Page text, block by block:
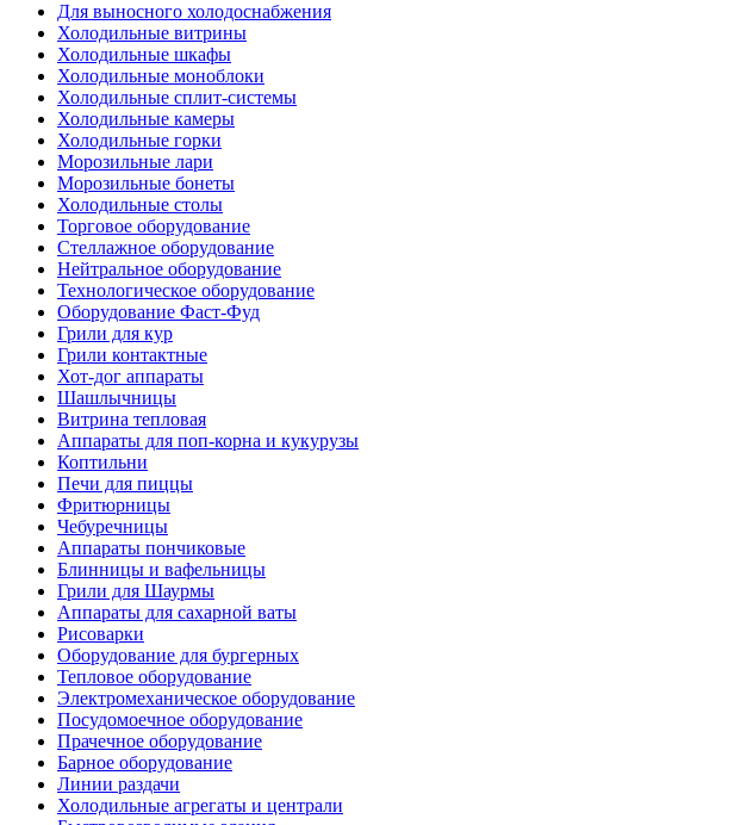
Для выносного холодоснабжения
Холодильные витрины
Холодильные шкафы
Холодильные моноблоки
Холодильные сплит-системы
Холодильные камеры
Холодильные горки
Морозильные лари
Морозильные бонеты
Холодильные столы
Торговое оборудование
Стеллажное оборудование
Нейтральное оборудование
Технологическое оборудование
Оборудование Фаст-Фуд
Грили для кур
Грили контактные
Хот-дог аппараты
Шашлычницы
Витрина тепловая
Аппараты для поп-корна и кукурузы
Коптильни
Печи для пиццы
Фритюрницы
Чебуречницы
Аппараты пончиковые
Блинницы и вафельницы
Грили для Шаурмы
Аппараты для сахарной ваты
Рисоварки
Оборудование для бургерных
Тепловое оборудование
Электромеханическое оборудование
Посудомоечное оборудование
Прачечное оборудование
Барное оборудование
Линии раздачи
Холодильные агрегаты и централи